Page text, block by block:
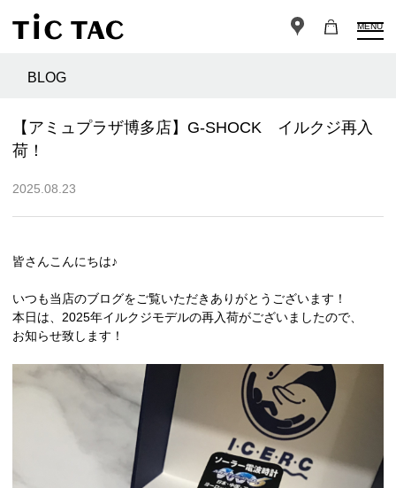
MENU
BLOG
【アミュプラザ博多店】G-SHOCK イルクジ再入
荷！
2025.08.23
皆さんこんにちは♪
いつも当店のブログをご覧いただきありがとうございます！
本日は、2025年イルクジモデルの再入荷がございましたので、
お知らせ致します！